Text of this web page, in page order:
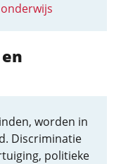
worden in
Discriminatie
politieke